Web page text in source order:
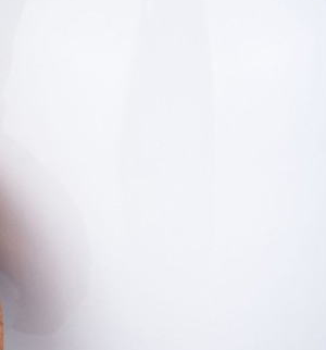
Ваза сервировочная bronco "soul